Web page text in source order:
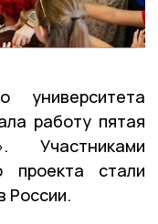
университета
работу пятая
Участниками
проекта стали
России.